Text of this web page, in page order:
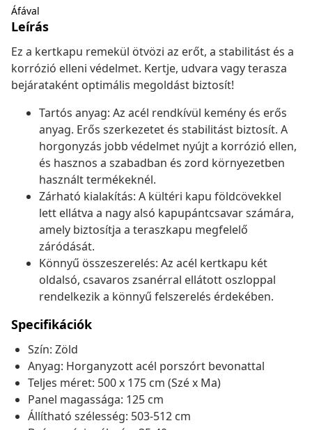
Áfával
Leírás
Ez a kertkapu remekül ötvözi az erőt, a stabilitást és a
korrózió elleni védelmet. Kertje, udvara vagy terasza
bejárataként optimális megoldást biztosít!
Tartós anyag: Az acél rendkívül kemény és erős
anyag. Erős szerkezetet és stabilitást biztosít. A
horgonyzás jobb védelmet nyújt a korrózió ellen,
és hasznos a szabadban és zord környezetben
használt termékeknél.
Zárható kialakítás: A kültéri kapu földcövekkel
lett ellátva a nagy alsó kapupántcsavar számára,
amely biztosítja a teraszkapu megfelelő
záródását.
Könnyű összeszerelés: Az acél kertkapu két
oldalsó, csavaros zsanérral ellátott oszloppal
rendelkezik a könnyű felszerelés érdekében.
Specifikációk
Szín: Zöld
Anyag: Horganyzott acél porszórt bevonattal
Teljes méret: 500 x 175 cm (Szé x Ma)
Panel magassága: 125 cm
Állítható szélesség: 503-512 cm